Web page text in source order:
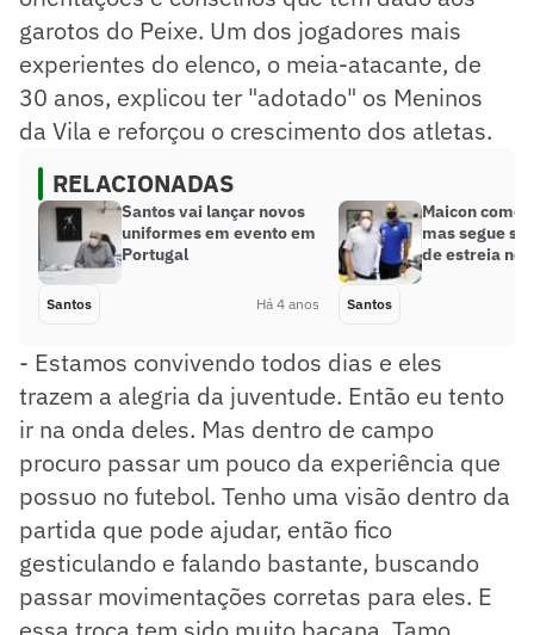
garotos do Peixe. Um dos jogadores mais
experientes do elenco, o meia-atacante, de
30 anos, explicou ter "adotado" os Meninos
da Vila e reforçou o crescimento dos atletas.
RELACIONADAS
Santos vai lançar novos
uniformes em evento em
Portugal
Santos Há 4 anos
Maicon
mas segue
de estreia no
Santos
- Estamos convivendo todos dias e eles
trazem a alegria da juventude. Então eu tento
ir na onda deles. Mas dentro de campo
procuro passar um pouco da experiência que
possuo no futebol. Tenho uma visão dentro da
partida que pode ajudar, então fico
gesticulando e falando bastante, buscando
passar movimentações corretas para eles. E